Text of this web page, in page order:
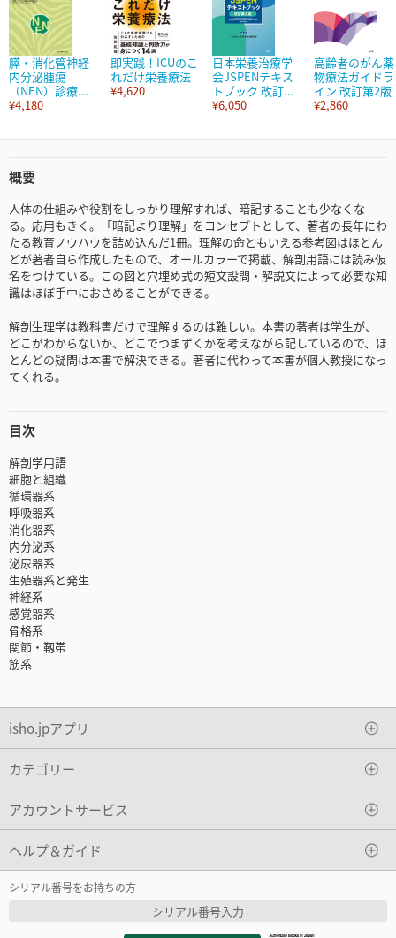
膵・消化管神経
内分泌腫瘍
（NEN）診療...
¥4,180
即実践！ICUのこ
れだけ栄養療法
¥4,620
日本栄養治療学
会JSPENテキス
トブック 改訂...
¥6,050
高齢者のがん薬
物療法ガイドラ
イン 改訂第2版
¥2,860
概要
人体の仕組みや役割をしっかり理解すれば、暗記することも少なくな
る。応用もきく。「暗記より理解」をコンセプトとして、著者の長年にわ
たる教育ノウハウを詰め込んだ1冊。理解の命ともいえる参考図はほとん
どが著者自ら作成したもので、オールカラーで掲載、解剖用語には読み仮
名をつけている。この図と穴埋め式の短文設問・解説文によって必要な知
識はほぼ手中におさめることができる。
解剖生理学は教科書だけで理解するのは難しい。本書の著者は学生が、
どこがわからないか、どこでつまずくかを考えながら記しているので、ほ
とんどの疑問は本書で解決できる。著者に代わって本書が個人教授になっ
てくれる。
目次
解剖学用語
細胞と組織
循環器系
呼吸器系
消化器系
内分泌系
泌尿器系
生殖器系と発生
神経系
感覚器系
骨格系
関節・靱帯
筋系
isho.jpアプリ
カテゴリー
アカウントサービス
ヘルプ＆ガイド
シリアル番号をお持ちの方
シリアル番号入力